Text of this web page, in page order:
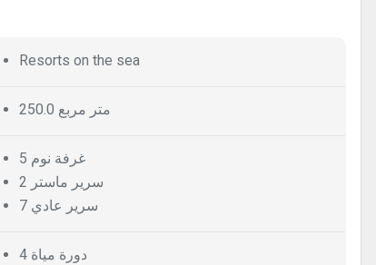
Resorts on the sea
250.0 متر مربع
5 غرفة نوم
2 سرير ماستر
7 سرير عادي
4 دورة مياة